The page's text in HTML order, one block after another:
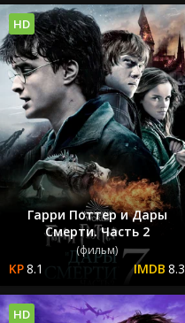
Гарри Поттер и Дары
Смерти. Часть 2
(фильм)
8.1 8.3
HD
HD